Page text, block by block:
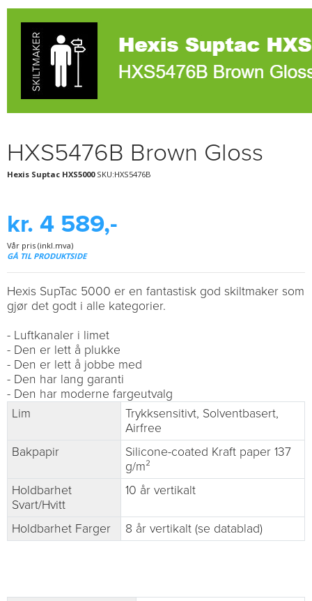
HXS5476B Brown Gloss
Hexis Suptac HXS5000SKU:HXS5476B
kr. 4 589,-
Vår pris (inkl.mva)
GÅ TIL PRODUKTSIDE
Hexis SupTac 5000 er en fantastisk god skiltmaker som
gjør det godt i alle kategorier.
- Luftkanaler i limet
- Den er lett å plukke
- Den er lett å jobbe med
- Den har lang garanti
- Den har moderne fargeutvalg
Lim
Trykksensitivt, Solventbasert,
Airfree
Bakpapir
Silicone-coated Kraft paper 137
g/m²
Holdbarhet
Svart/Hvitt
10 år vertikalt
Holdbarhet Farger 8 år vertikalt (se datablad)